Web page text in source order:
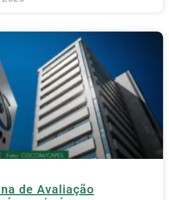
de Avaliação